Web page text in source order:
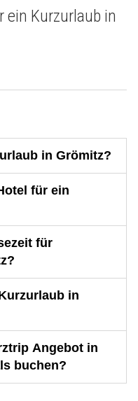
ein Kurzurlaub in
in Grömitz?
für ein
für
in
Angebot in
buchen?